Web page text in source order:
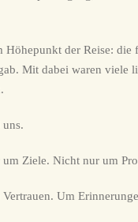
der Reise:
Mit dabei waren viele
Ziele. Nicht nur um
Um